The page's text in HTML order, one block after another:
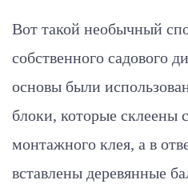
Вот такой необычный
собственного садового
основы были
блоки, которые
монтажного клея, а в
вставлены деревянные